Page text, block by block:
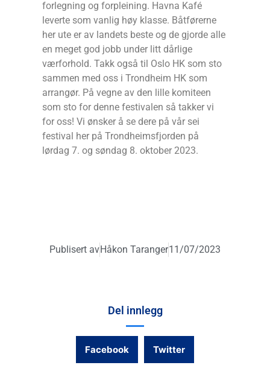
forlegning og forpleining. Havna Kafé
leverte som vanlig høy klasse. Båtførerne
her ute er av landets beste og de gjorde alle
en meget god jobb under litt dårlige
værforhold. Takk også til Oslo HK som sto
sammen med oss i Trondheim HK som
arrangør. På vegne av den lille komiteen
som sto for denne festivalen så takker vi
for oss! Vi ønsker å se dere på vår sei
festival her på Trondheimsfjorden på
lørdag 7. og søndag 8. oktober 2023.
Publisert avHåkon Taranger11/07/2023
Del innlegg
Facebook Twitter